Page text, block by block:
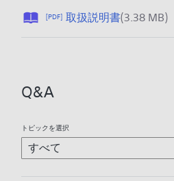
:
2
2
1
[PDF] 取扱説明書(3.38 MB)公
/
Q&A
トピックを選択